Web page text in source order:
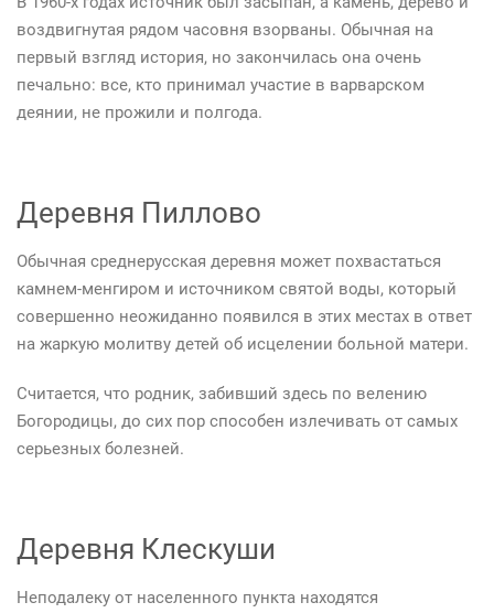
воздвигнутая рядом часовня взорваны. Обычная на
первый взгляд история, но закончилась она очень
печально: все, кто принимал участие в варварском
деянии, не прожили и полгода.
Деревня Пиллово
Обычная среднерусская деревня может похвастаться
камнем-менгиром и источником святой воды, который
совершенно неожиданно появился в этих местах в ответ
на жаркую молитву детей об исцелении больной матери.
Считается, что родник, забивший здесь по велению
Богородицы, до сих пор способен излечивать от самых
серьезных болезней.
Деревня Клескуши
Неподалеку от населенного пункта находятся